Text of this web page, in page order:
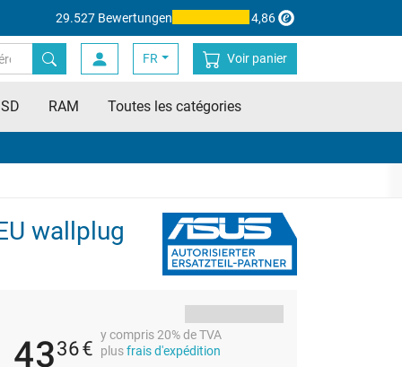
29.527 Bewertungen 4,86
FR Voir panier
RAM Toutes les catégories
wallplug
4336€ y compris 20% de TVA
plusfrais d'expédition